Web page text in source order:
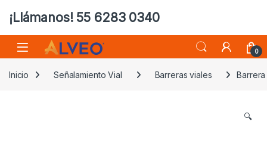
¡Llámanos! 55 6283 0340
0
Inicio Señalamiento Vial Barreras viales
🔍